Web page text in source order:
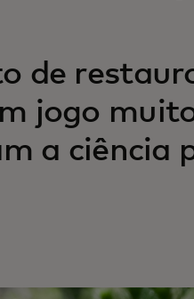
de
jogo
a ciência